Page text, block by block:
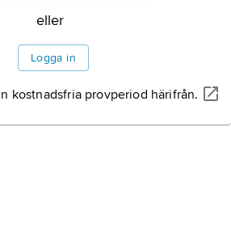
eller
Logga in
kostnadsfria provperiod härifrån.